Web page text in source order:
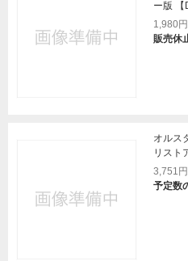
ー版 【
1,980円
販売休
オルス
リスト
3,751円
予定数